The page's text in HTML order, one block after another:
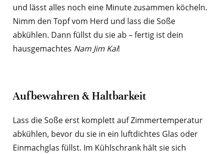
und lässt alles noch eine Minute zusammen köcheln.
Nimm den Topf vom Herd und lass die Soße
abkühlen. Dann füllst du sie ab – fertig ist dein
hausgemachtes Nam Jim Kai!
Aufbewahren & Haltbarkeit
Lass die Soße erst komplett auf Zimmertemperatur
abkühlen, bevor du sie in ein luftdichtes Glas oder
Einmachglas füllst. Im Kühlschrank hält sie sich